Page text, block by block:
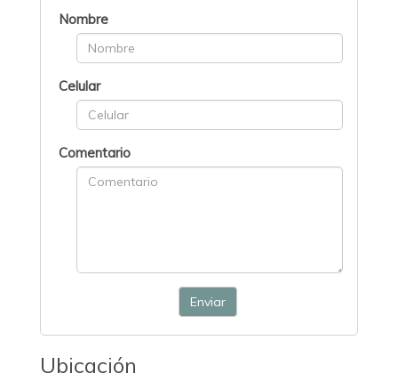
Nombre
Celular
Comentario
Enviar
Ubicación